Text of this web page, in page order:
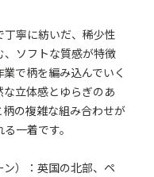
寧に紡いだ、稀少性
ソフトな質感が特徴
で柄を編み込んでいく
立体感とゆらぎのあ
の複雑な組み合わせが
一着です。
）：英国の北部、ペ